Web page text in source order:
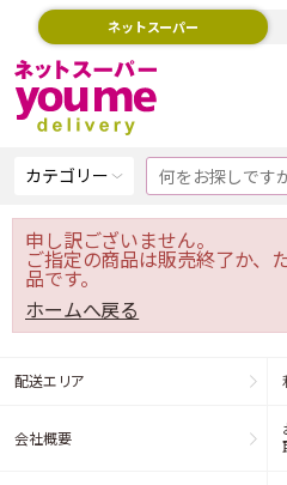
ネットスーパー
カテゴリー
申し訳ございません。
ご指定の商品は販売終了か、
品です。
ホームへ戻る
配送エリア
会社概要